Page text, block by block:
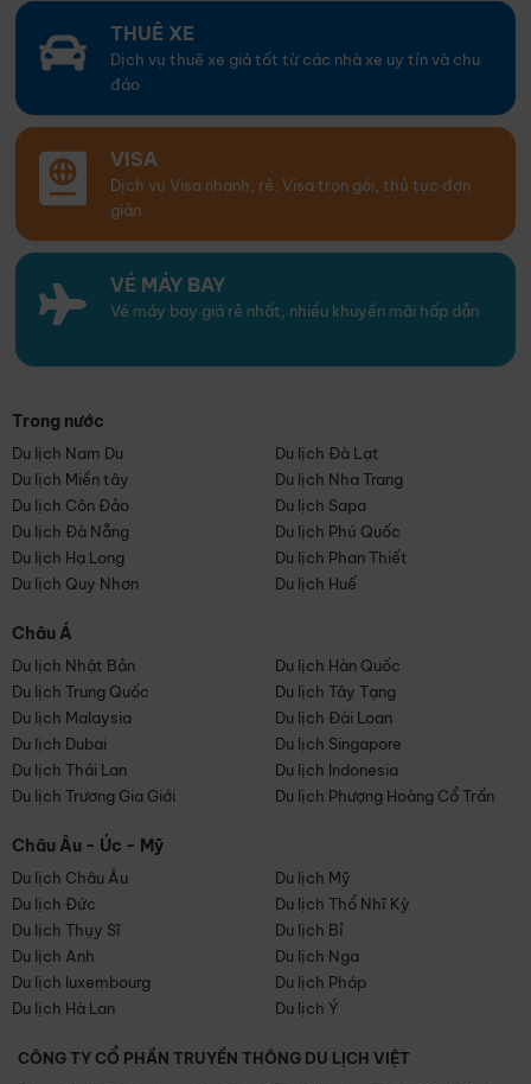
THUÊ XE
Dịch vụ thuê xe giá tốt từ các nhà xe uy tín và chu
đáo
VISA
Dịch vụ Visa nhanh, rẻ. Visa trọn gói, thủ tục đơn
giản
VÉ MÁY BAY
Vé máy bay giá rẻ nhất, nhiều khuyến mãi hấp dẫn
Trong nước
Du lịch Nam Du
Du lịch Đà Lạt
Du lịch Miền tây
Du lịch Nha Trang
Du lịch Côn Đảo
Du lịch Sapa
Du lịch Đà Nẵng
Du lịch Phú Quốc
Du lịch Hạ Long
Du lịch Phan Thiết
Du lịch Quy Nhơn
Du lịch Huế
Châu Á
Du lịch Nhật Bản
Du lịch Hàn Quốc
Du lịch Trung Quốc
Du lịch Tây Tạng
Du lịch Malaysia
Du lịch Đài Loan
Du lịch Dubai
Du lịch Singapore
Du lịch Thái Lan
Du lịch Indonesia
Du lịch Trương Gia Giới
Du lịch Phượng Hoàng Cổ Trấn
Châu Âu - Úc - Mỹ
Du lịch Châu Âu
Du lịch Mỹ
Du lịch Đức
Du lịch Thổ Nhĩ Kỳ
Du lịch Thụy Sĩ
Du lịch Bỉ
Du lịch Anh
Du lịch Nga
Du lịch luxembourg
Du lịch Pháp
Du lịch Hà Lan
Du lịch Ý
CÔNG TY CỔ PHẦN TRUYỀN THÔNG DU LỊCH VIỆT